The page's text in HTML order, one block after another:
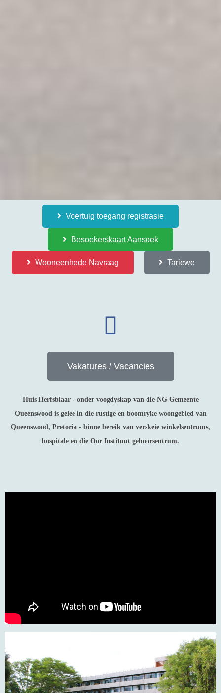
Voertuig toegang registrasie
Besoekerskaart Aansoek
Wooneenhede Navraag Tariewe
Vakatures / Vacancies
Huis Herfsblaar - onder voogdyskap van die NG Gemeente
Queenswood is gelee in die rustige en boomryke woongebied van
Queenswood, Pretoria - binne bereik van verskeie winkelsentrums,
hospitale en die Oor Instituut gehoorsentrum.